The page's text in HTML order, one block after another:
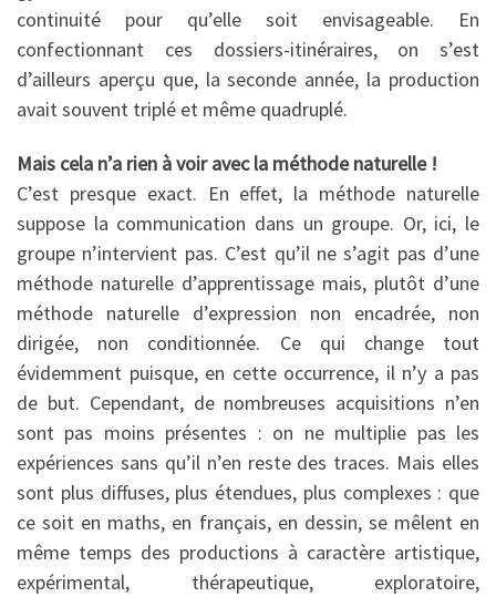
continuité pour qu’elle soit envisageable. En
confectionnant ces dossiers-itinéraires, on s’est
d’ailleurs aperçu que, la seconde année, la production
avait souvent triplé et même quadruplé.
Mais cela n’a rien à voir avec la méthode naturelle !
C’est presque exact. En effet, la méthode naturelle
suppose la communication dans un groupe. Or, ici, le
groupe n’intervient pas. C’est qu’il ne s’agit pas d’une
méthode naturelle d’apprentissage mais, plutôt d’une
méthode naturelle d’expression non encadrée, non
dirigée, non conditionnée. Ce qui change tout
évidemment puisque, en cette occurrence, il n’y a pas
de but. Cependant, de nombreuses acquisitions n’en
sont pas moins présentes : on ne multiplie pas les
expériences sans qu’il n’en reste des traces. Mais elles
sont plus diffuses, plus étendues, plus complexes : que
ce soit en maths, en français, en dessin, se mêlent en
même temps des productions à caractère artistique,
expérimental, thérapeutique, exploratoire,